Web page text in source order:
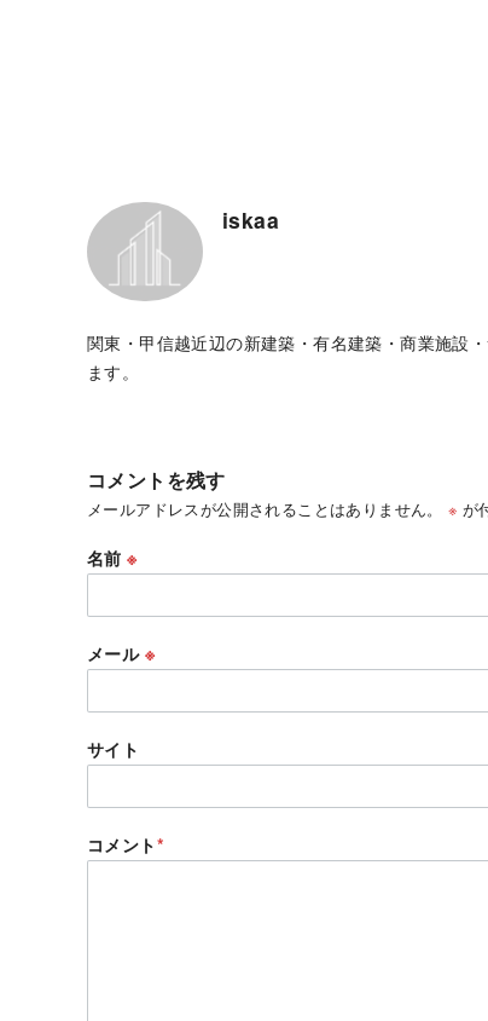
iskaa
関東・甲信越近辺の新建築・有名建築・商業施設
ます。
コメントを残す
メールアドレスが公開されることはありません。 ※ が
名前※
メール ※
サイト
コメント*